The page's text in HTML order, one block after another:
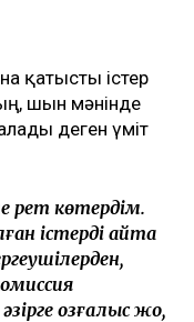
қатысты істер
шын мәнінде
деген үміт
рет көтердім.
істерді қайта
қозғалыс жоқ,